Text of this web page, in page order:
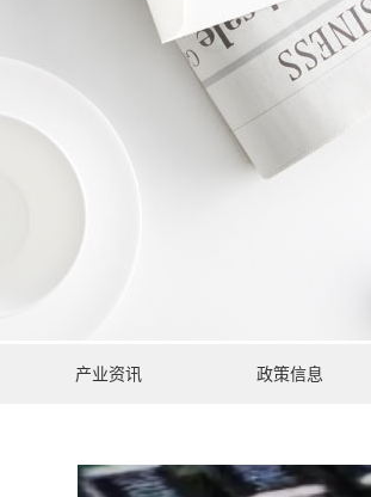
政策信息
活动公告
数据统计分析
产业资讯 政策信息